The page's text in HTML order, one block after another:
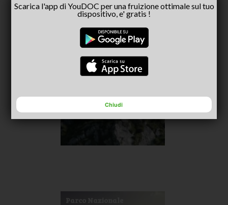
Dolomiti Bellunesi -
Emozioni naturali
(corto)
Parco Nazionale
Scarica l'app di YouDOC per una fruizione ottimale sul tuo
dispositivo, e' gratis !
Chiudi